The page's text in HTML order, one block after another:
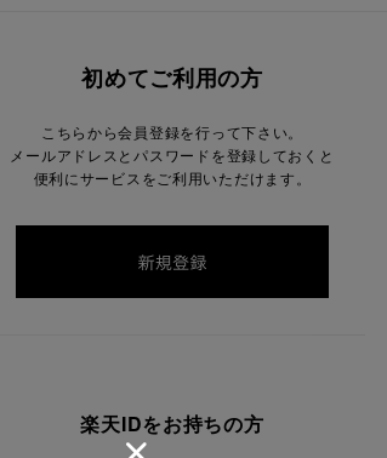
初めてご利用の方
こちらから会員登録を行って下さい。
メールアドレスとパスワードを登録しておくと
便利にサービスをご利用いただけます。
楽天IDをお持ちの方